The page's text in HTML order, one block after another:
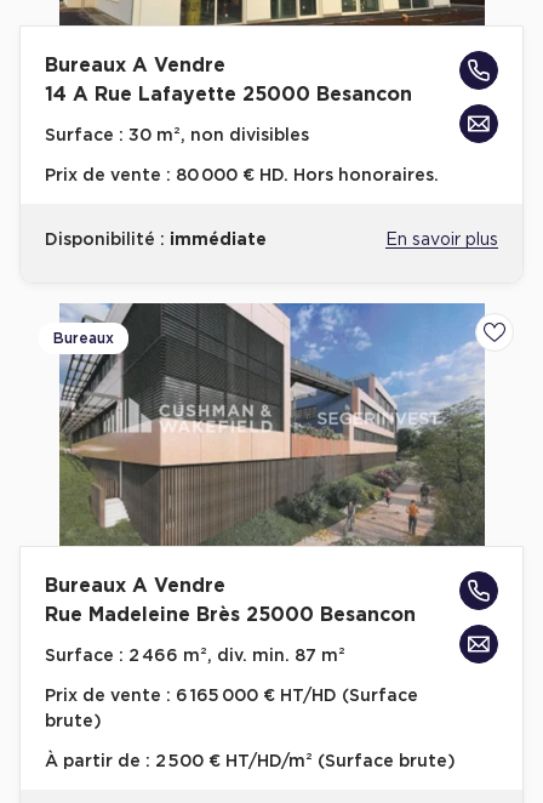
Bureaux privés à Paris
Bureaux privés à Lyon
Bureaux privés à Marseille
Plateaux opérés
Plateaux opérés à Paris
Plateaux opérés à Lyon
Plateaux opérés à Neuilly-sur-Seine
Plateaux opérés à Saint-Ouen
Plateaux opérés à Boulogne-Billancourt
Bureaux privés avec terrasse
Guide & Conseils
Bureaux A Vendre
14 A Rue Lafayette 25000 Besancon
Surface : 30 m², non divisibles
Prix de vente : 80 000 € HD. Hors honoraires.
Disponibilité : immédiate En savoir plus
Bureaux
Bureaux A Vendre
Rue Madeleine Brès 25000 Besancon
Surface : 2 466 m², div. min. 87 m²
Prix de vente : 6 165 000 € HT/HD (Surface
brute)
À partir de : 2 500 € HT/HD/m² (Surface brute)